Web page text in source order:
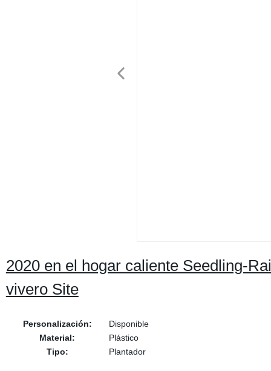
2020 en el hogar caliente Seedling-
vivero Site
Personalización:
Disponible
Material:
Plástico
Tipo:
Plantador